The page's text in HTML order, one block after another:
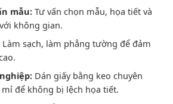
mẫu: Tư vấn chọn mẫu, họa tiết và
không gian.
Làm sạch, làm phẳng tường để đảm
Dán giấy bằng keo chuyên
để không bị lệch họa tiết.